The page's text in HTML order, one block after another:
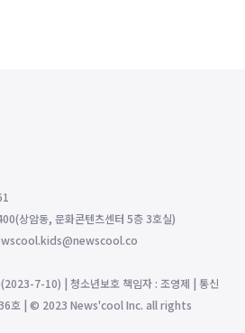
상암동, 문화콘텐츠센터 5층 3호실)
7-10) | 청소년보호 책임자 : 조영제 | 통신
호 | © 2023 News'cool Inc. all rights